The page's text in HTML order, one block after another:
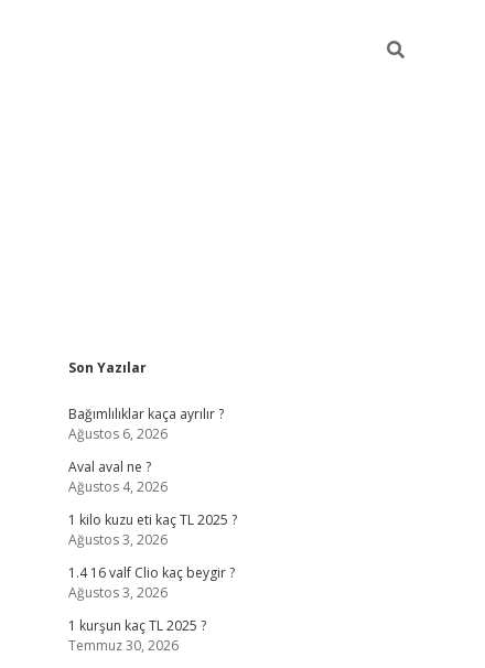
Sidebar
Son Yazılar
Bağımlılıklar kaça ayrılır ?
Ağustos 6, 2026
Aval aval ne ?
Ağustos 4, 2026
1 kilo kuzu eti kaç TL 2025 ?
Ağustos 3, 2026
1.4 16 valf Clio kaç beygir ?
Ağustos 3, 2026
1 kurşun kaç TL 2025 ?
Temmuz 30, 2026